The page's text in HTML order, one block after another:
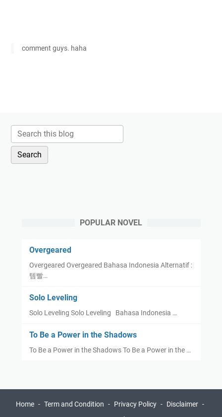
comment guys. haha
POPULAR NOVEL
Overgeared
Overgeared Overgeared Bahasa Indonesia Alternatif :
템빨…
Solo Leveling
Solo Leveling Solo Leveling Bahasa Indonesia …
To Be a Power in the Shadows
To Be a Power in the Shadows To Be a Power in the …
Home Term and Condition Privacy Policy
Disclaimer